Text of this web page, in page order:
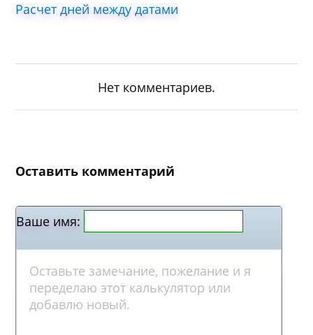
Расчет дней между датами
Нет комментариев.
Оставить комментарий
Ваше имя: